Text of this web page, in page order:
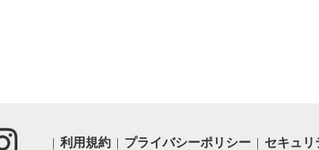
利用規約 プライバシーポリシー セキュリ